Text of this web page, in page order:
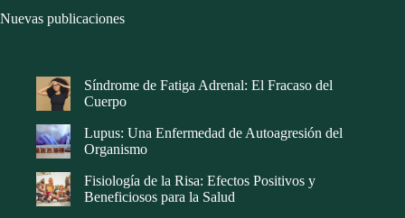
Nuevas publicaciones
Síndrome de Fatiga Adrenal: El Fracaso del
Cuerpo
Lupus: Una Enfermedad de Autoagresión del
Organismo
Fisiología de la Risa: Efectos Positivos y
Beneficiosos para la Salud